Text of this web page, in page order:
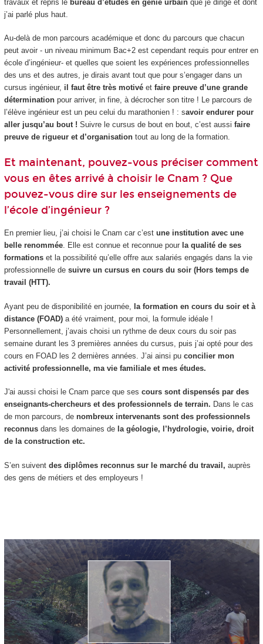
travaux et repris le bureau d’études en génie urbain que je dirige et dont
j’ai parlé plus haut.
Au-delà de mon parcours académique et donc du parcours que chacun
peut avoir - un niveau minimum Bac+2 est cependant requis pour entrer en
école d’ingénieur- et quelles que soient les expériences professionnelles
des uns et des autres, je dirais avant tout que pour s’engager dans un
cursus ingénieur, il faut être très motivéetfaire preuve d’une grande
déterminationpour arriver, in fine, à décrocher son titre ! Le parcours de
l’élève ingénieur est un peu celui du marathonien ! : savoir endurer pour
aller jusqu’au bout ! Suivre le cursus de bout en bout, c’est aussi faire
preuve de rigueur et d’organisationtout au long de la formation.
Et maintenant, pouvez-vous préciser comment
vous en êtes arrivé à choisir le Cnam ? Que
pouvez-vous dire sur les enseignements de
l’école d’ingénieur ?
En premier lieu, j’ai choisi le Cnam car c’est une institution avec une
belle renommée. Elle est connue et reconnue pourla qualité de ses
formationset la possibilité qu’elle offre aux salariés engagés dans la vie
professionnelle de suivre un cursus en cours du soir (Hors temps de
travail (HTT).
Ayant peu de disponibilité en journée, la formation en cours du soir et à
distance (FOAD)a été vraiment, pour moi, la formule idéale !
Personnellement, j’avais choisi un rythme de deux cours du soir pas
semaine durant les 3 premières années du cursus, puis j’ai opté pour des
cours en FOADles 2 dernières années. J’ai ainsi pu concilier mon
activité professionnelle, ma vie familiale et mes études.
J'ai aussi choisi le Cnam parce que ses cours sont dispensés par des
enseignants-chercheurs et des professionnels de terrain. Dans le cas
de mon parcours, de nombreux intervenants sont des professionnels
reconnusdans les domaines de la géologie, l’hydrologie, voirie, droit
de la construction etc.
S’en suivent des diplômes reconnus sur le marché du travail, auprès
des gens de métiers et des employeurs !